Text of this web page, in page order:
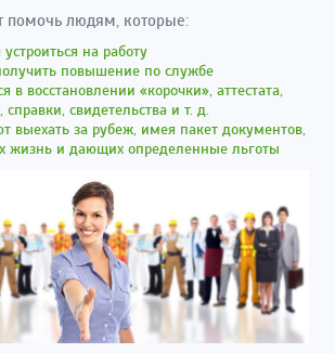
помочь людям, которые:
на работу
повышение по службе
в восстановлении «корочки», аттестата,
справки, свидетельства и т. д.
выехать за рубеж, имея пакет документов,
жизнь и дающих определенные льготы